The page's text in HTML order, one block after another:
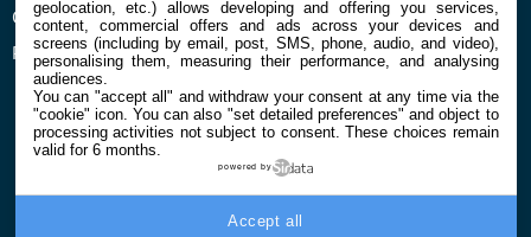
Confidentialité et Cookies
Préférences cookies
geolocation, etc.) allows developing and offering you services,
content, commercial offers and ads across your devices and
screens (including by email, post, SMS, phone, audio, and video),
personalising them, measuring their performance, and analysing
audiences.
You can "accept all" and withdraw your consent at any time via the
"cookie" icon. You can also "set detailed preferences" and object to
processing activities not subject to consent. These choices remain
valid for 6 months.
powered by
Accept all